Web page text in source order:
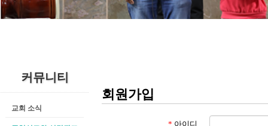
커뮤니티
교회 소식
회원가입
* 아이디